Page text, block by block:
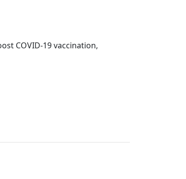
COVID-19 vaccination,